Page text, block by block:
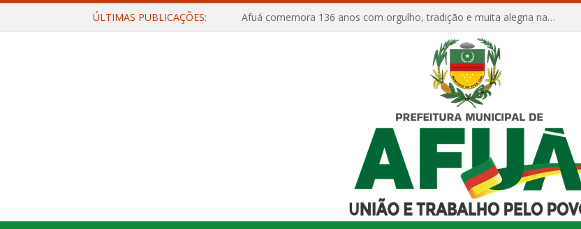
ÚLTIMAS PUBLICAÇÕES: Afuá comemora 136 anos com orgulho, tradição e muita alegria na Quadra Dr. Nelson Salomão